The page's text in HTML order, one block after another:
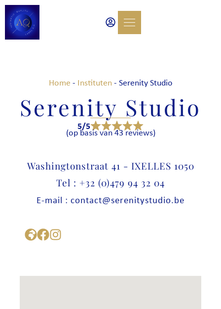
Home - Instituten- Serenity Studio
Serenity Studio
5/5
(op basis van 43 reviews)
Washingtonstraat 41 - IXELLES 1050
Tel : +32 (0)479 94 32 04
E-mail : contact@serenitystudio.be